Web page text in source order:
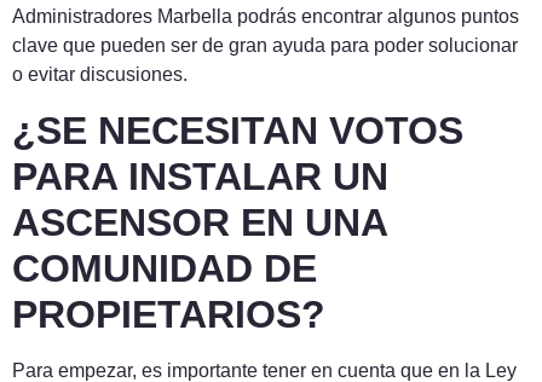
Administradores Marbella podrás encontrar algunos puntos
clave que pueden ser de gran ayuda para poder solucionar
o evitar discusiones.
¿SE NECESITAN VOTOS
PARA INSTALAR UN
ASCENSOR EN UNA
COMUNIDAD DE
PROPIETARIOS?
Para empezar, es importante tener en cuenta que en la Ley